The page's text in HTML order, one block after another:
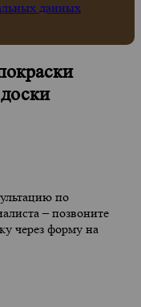
данных
по
– позвоните
через форму на